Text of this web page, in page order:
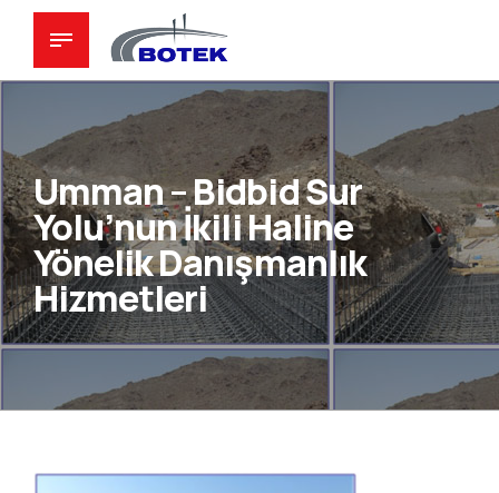
Umman – Bidbid Sur
Yolu’nun İkili Haline
Yönelik Danışmanlık
Hizmetleri